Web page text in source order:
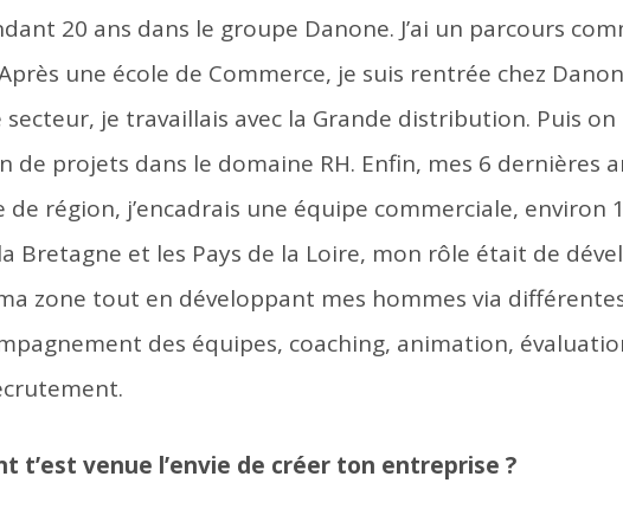
20 ans dans le groupe Danone. J’ai un parcours
une école de Commerce, je suis rentrée chez
je travaillais avec la Grande distribution. Puis on
de projets dans le domaine RH. Enfin, mes 6 dernières
de région, j’encadrais une équipe commerciale, environ
Bretagne et les Pays de la Loire, mon rôle était de
zone tout en développant mes hommes via
des équipes, coaching, animation,
t’est venue l’envie de créer ton entreprise ?